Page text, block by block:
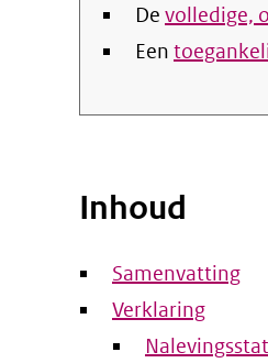
De volledige,
Een
Inhoud
Samenvatting
Verklaring